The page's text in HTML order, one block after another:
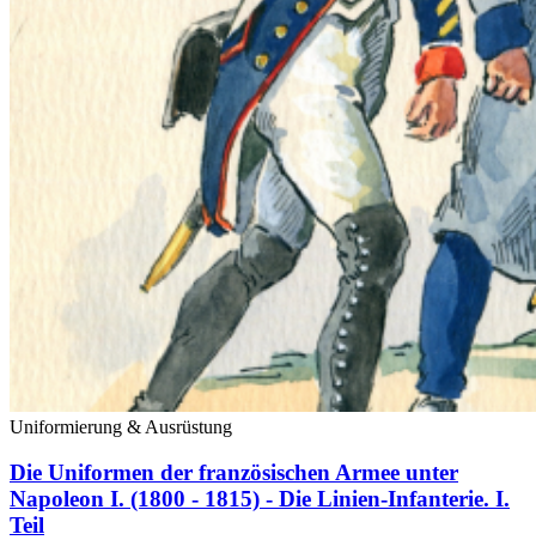
Uniformierung & Ausrüstung
Die Uniformen der französischen Armee unter
Napoleon I. (1800 - 1815) - Die Linien-Infanterie. I.
Teil